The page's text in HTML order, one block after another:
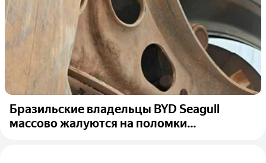
Бразильские владельцы BYD Seagull
массово жалуются на поломки...